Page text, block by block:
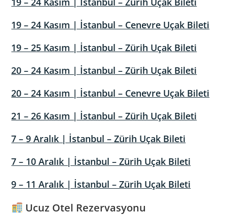
19 – 24 Kasım | İstanbul – Cenevre Uçak Bileti
19 – 25 Kasım | İstanbul – Zürih Uçak Bileti
20 – 24 Kasım | İstanbul – Zürih Uçak Bileti
20 – 24 Kasım | İstanbul – Cenevre Uçak Bileti
21 – 26 Kasım | İstanbul – Zürih Uçak Bileti
7 – 9 Aralık | İstanbul – Zürih Uçak Bileti
7 – 10 Aralık | İstanbul – Zürih Uçak Bileti
9 – 11 Aralık | İstanbul – Zürih Uçak Bileti
Ucuz Otel Rezervasyonu